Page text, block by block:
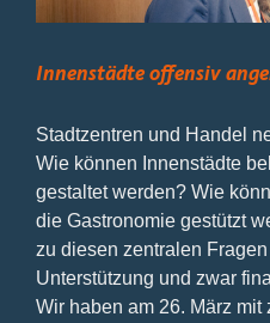
Innenstädte offensiv
Stadtzentren und Handel
Wie können Innenstädte
gestaltet werden? Wie
die Gastronomie gestützt
zu diesen zentralen
Unterstützung und zwar
Wir haben am 26. März mit